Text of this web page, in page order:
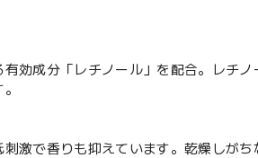
効成分「レチノール」を配合。レチノ
激で香りも抑えています。乾燥しがち